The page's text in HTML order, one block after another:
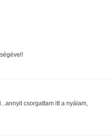
csorgattam itt a nyálam,